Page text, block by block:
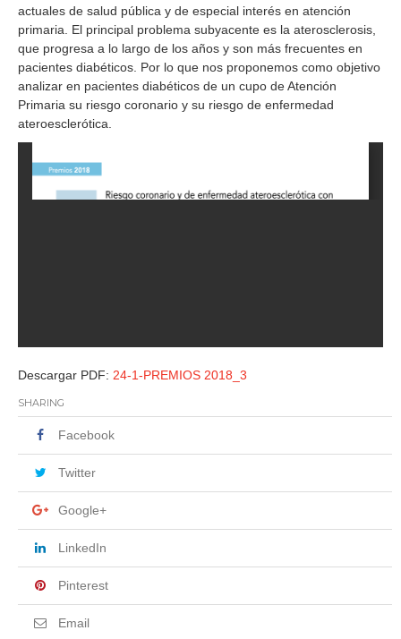
actuales de salud pública y de especial interés en atención
primaria. El principal problema subyacente es la aterosclerosis,
que progresa a lo largo de los años y son más frecuentes en
pacientes diabéticos. Por lo que nos proponemos como objetivo
analizar en pacientes diabéticos de un cupo de Atención
Primaria su riesgo coronario y su riesgo de enfermedad
ateroesclerótica.
Descargar PDF: 24-1-PREMIOS 2018_3
SHARING
Facebook
Twitter
Google+
LinkedIn
Pinterest
Email